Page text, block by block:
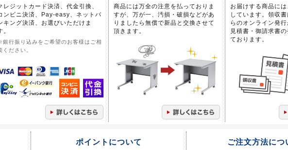
レジットカード決済、代金引換、
ンビニ決済、Pay-easy、ネットバ
キング決済、お選びいただけま
。
行振り込みをご希望のお客様はご相
ください。
商品には万全の注意を払っておりま
すが、万が一、汚損・破損などがあ
りましたら無償で新品と交換させて
頂きます。
お届けする商品に
しています。領収
らのオンライン発
見積書・御請求書
ております。
ポイントについて ご注文方法につ